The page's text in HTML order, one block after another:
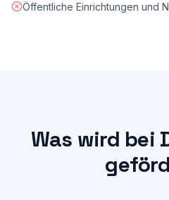
Öffentliche Einrichtungen und
Was wird bei